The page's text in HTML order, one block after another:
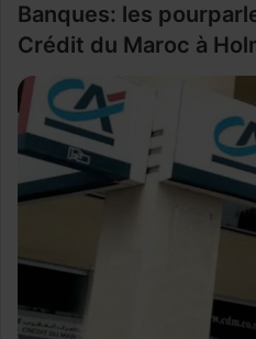
Banques: les
Crédit du Maroc à